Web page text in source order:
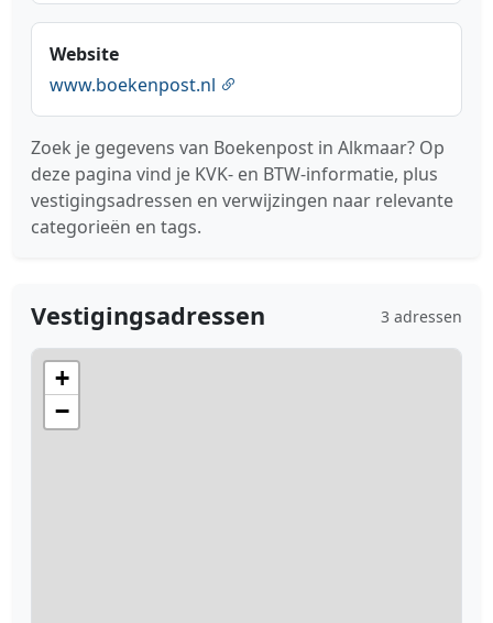
Website
www.boekenpost.nl
Zoek je gegevens van Boekenpost in Alkmaar? Op
deze pagina vind je KVK- en BTW-informatie, plus
vestigingsadressen en verwijzingen naar relevante
categorieën en tags.
Vestigingsadressen 3 adressen
+
−